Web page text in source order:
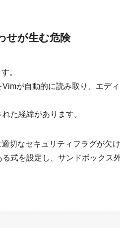
せが生む危険
。
が自動的に読み取り、エデ
た経緯があります。
切なセキュリティフラグが欠
式を設定し、サンドボックス